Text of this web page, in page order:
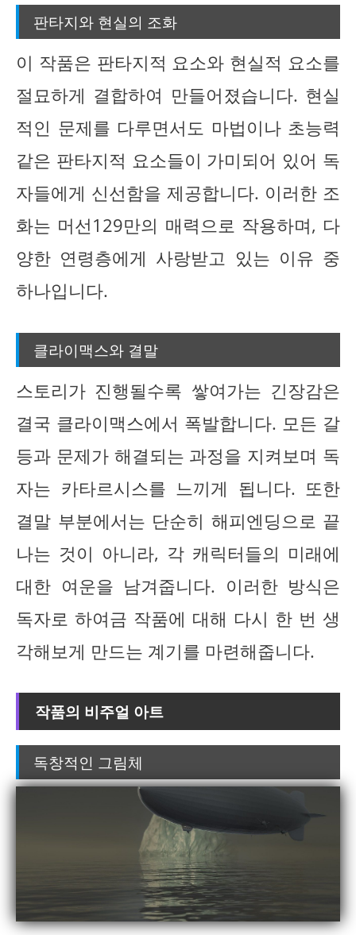
판타지와 현실의 조화
이 작품은 판타지적 요소와 현실적 요소를
절묘하게 결합하여 만들어졌습니다. 현실
적인 문제를 다루면서도 마법이나 초능력
같은 판타지적 요소들이 가미되어 있어 독
자들에게 신선함을 제공합니다. 이러한 조
화는 머선129만의 매력으로 작용하며, 다
양한 연령층에게 사랑받고 있는 이유 중
하나입니다.
클라이맥스와 결말
스토리가 진행될수록 쌓여가는 긴장감은
결국 클라이맥스에서 폭발합니다. 모든 갈
등과 문제가 해결되는 과정을 지켜보며 독
자는 카타르시스를 느끼게 됩니다. 또한
결말 부분에서는 단순히 해피엔딩으로 끝
나는 것이 아니라, 각 캐릭터들의 미래에
대한 여운을 남겨줍니다. 이러한 방식은
독자로 하여금 작품에 대해 다시 한 번 생
각해보게 만드는 계기를 마련해줍니다.
작품의 비주얼 아트
독창적인 그림체